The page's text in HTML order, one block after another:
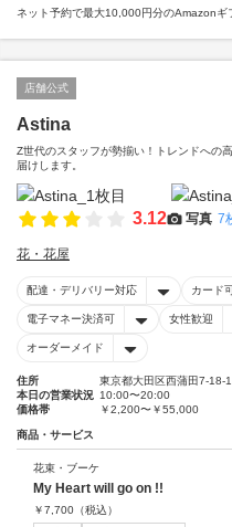
ネット予約で最大10,000円分のAmazonギ
店舗公式
Astina
Z世代のスタッフが勢揃い！トレンドへの
届けします。
3.12 写真 7
花・花屋
配達・デリバリー対応 カード
電子マネー決済可 女性歓迎
オーダーメイド
住所
東京都大田区西蒲田7-18-1
本日の営業状況 10:00〜20:00
価格帯
￥2,200〜￥55,000
商品・サービス
花束・ブーケ
My Heart will go on !!
￥7,700 （税込）